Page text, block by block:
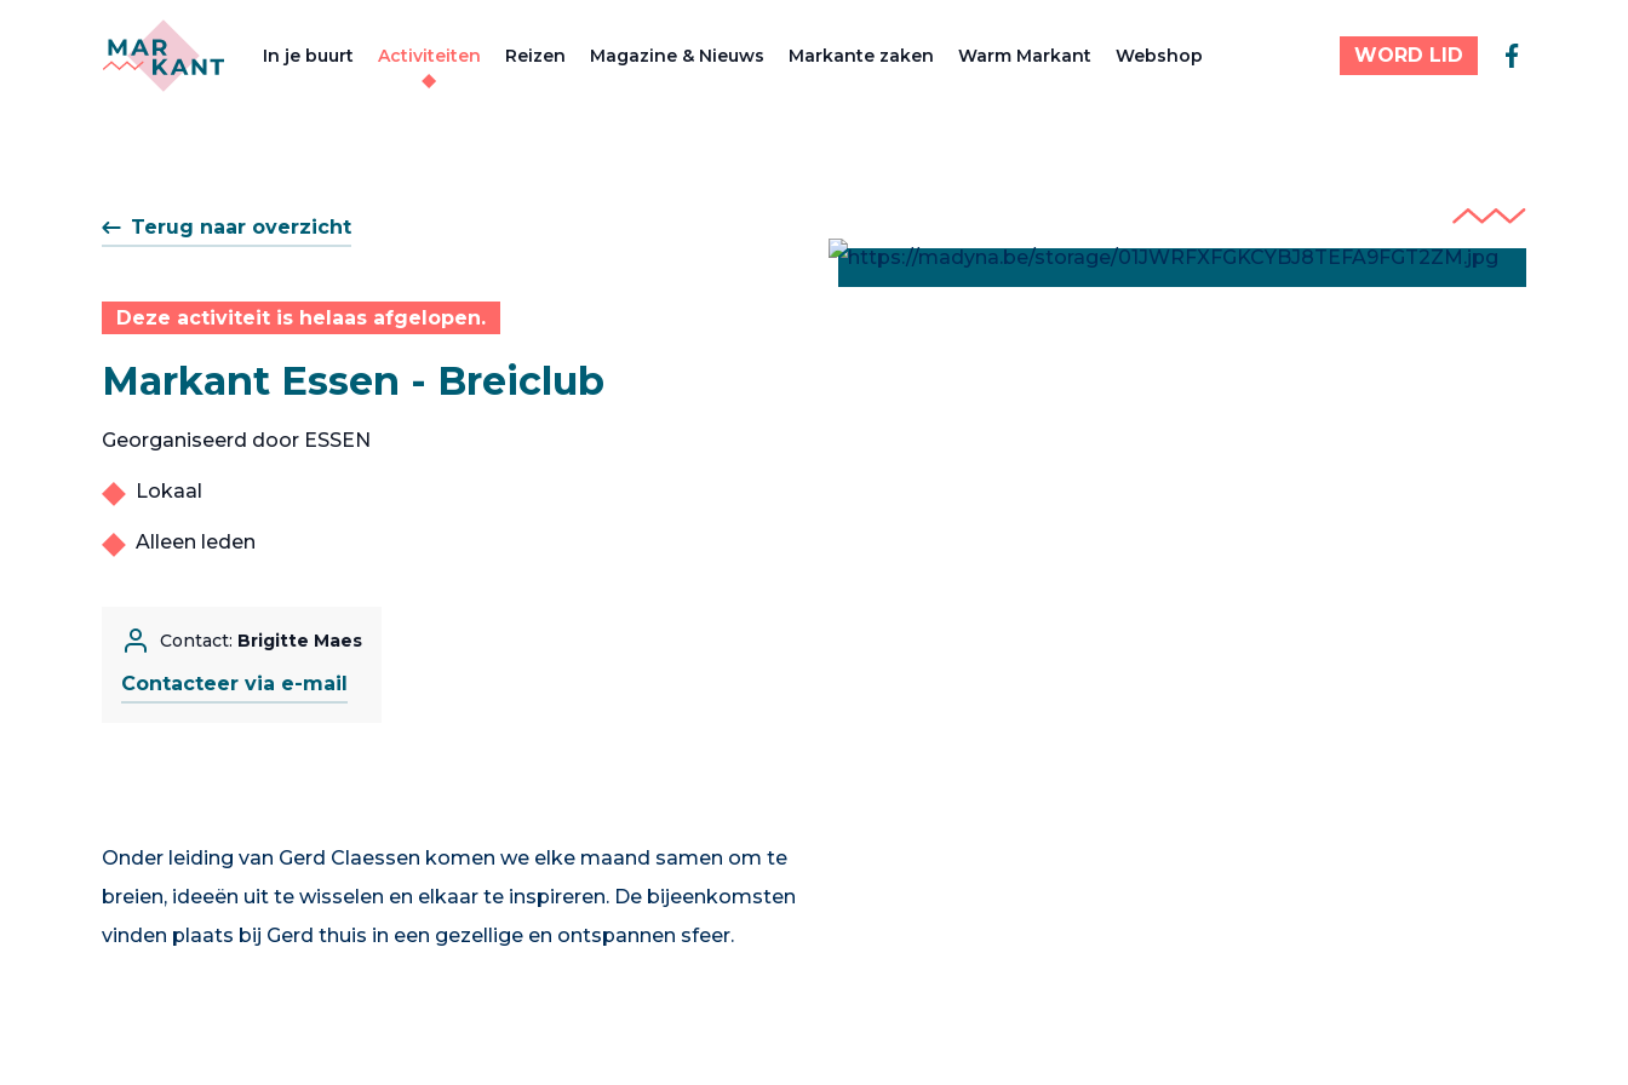
In je buurt Activiteiten Reizen Magazine & Nieuws Markante zaken Warm Markant Webshop WORD LID
Terug naar overzicht
Deze activiteit is helaas afgelopen.
Markant Essen - Breiclub
Georganiseerd door ESSEN
Lokaal
Alleen leden
Contact: Brigitte Maes
Contacteer via e-mail
Onder leiding van Gerd Claessen komen we elke maand samen om te
breien, ideeën uit te wisselen en elkaar te inspireren. De bijeenkomsten
vinden plaats bij Gerd thuis in een gezellige en ontspannen sfeer.